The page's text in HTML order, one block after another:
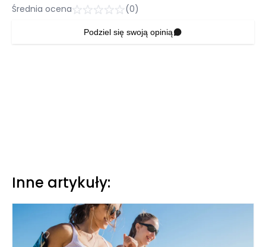
Średnia ocena (0)
Podziel się swoją opinią
Inne artykuły: